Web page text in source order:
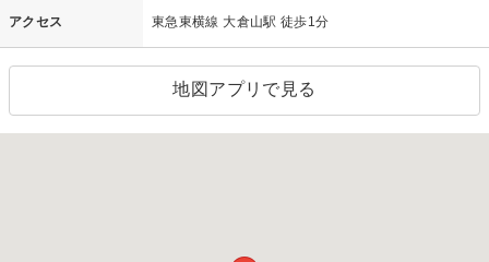
アクセス 東急東横線 大倉山駅 徒歩1分
地図アプリで見る